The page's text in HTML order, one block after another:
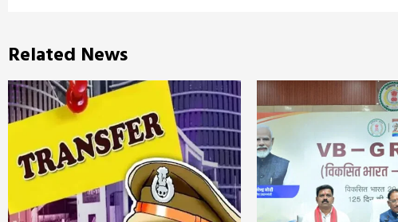
Related News